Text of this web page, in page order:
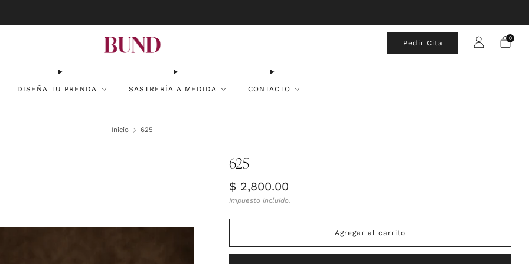
DISEÑA TU PRENDA SASTRERÍA A MEDIDA CONTACTO
Pedir Cita
0
Inicio 625
625
Precio
habitual
$ 2,800.00
Impuesto incluido.
Agregar al carrito